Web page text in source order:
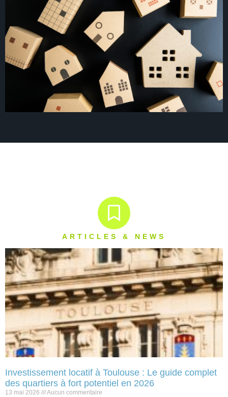
ARTICLES & NEWS
Investissement locatif à Toulouse : Le guide complet
des quartiers à fort potentiel en 2026
13 mai 2026 Aucun commentaire